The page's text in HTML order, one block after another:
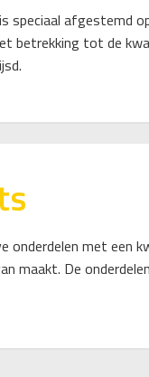
speciaal afgestemd
betrekking tot de
onderdelen met een
maakt. De